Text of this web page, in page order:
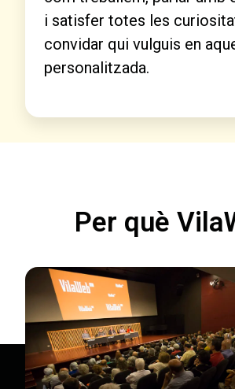
i satisfer totes les
convidar qui vulguis en
personalitzada.
Per què